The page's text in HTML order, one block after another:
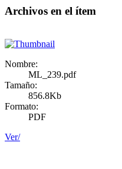
Archivos en el ítem
Nombre:
ML_239.pdf
Tamaño:
856.8Kb
Formato:
PDF
Ver/